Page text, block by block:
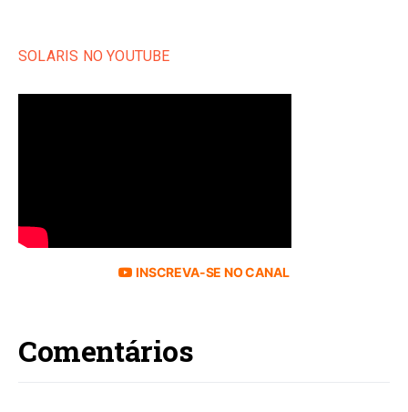
SOLARIS NO YOUTUBE
INSCREVA-SE NO CANAL
Comentários